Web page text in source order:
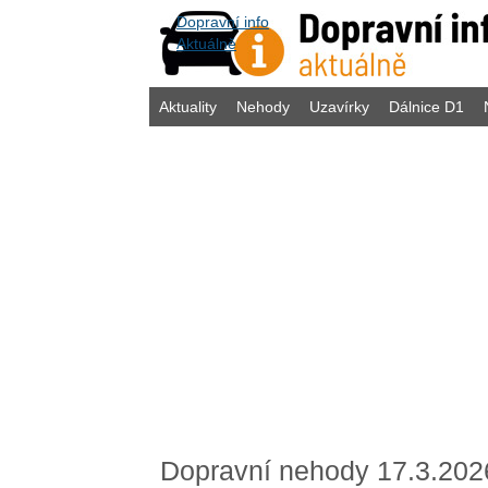
Dopravní info
Aktuálně
Aktuality Nehody Uzavírky Dálnice D1
Dopravní nehody